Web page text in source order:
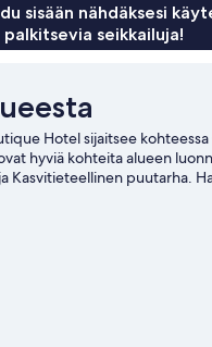
sisään nähdäksesi
palkitsevia seikkailuja!
Hotel sijaitsee
hyviä kohteita alueen
Kasvitieteellinen puutarha.
Vauban Stadium ja